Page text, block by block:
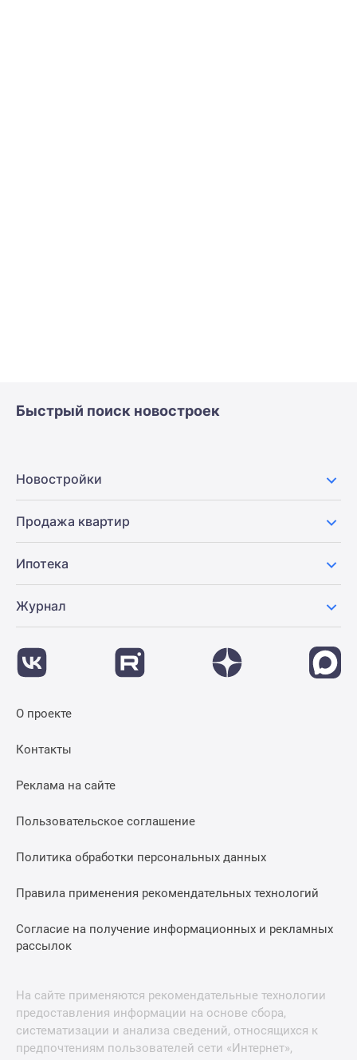
Быстрый поиск новостроек
Новостройки
Продажа квартир
Ипотека
Журнал
О проекте
Контакты
Реклама на сайте
Пользовательское соглашение
Политика обработки персональных данных
Правила применения рекомендательных технологий
Согласие на получение информационных и рекламных
рассылок
На сайте применяются рекомендательные технологии
предоставления информации на основе сбора,
систематизации и анализа сведений, относящихся к
предпочтениям пользователей сети «Интернет»,